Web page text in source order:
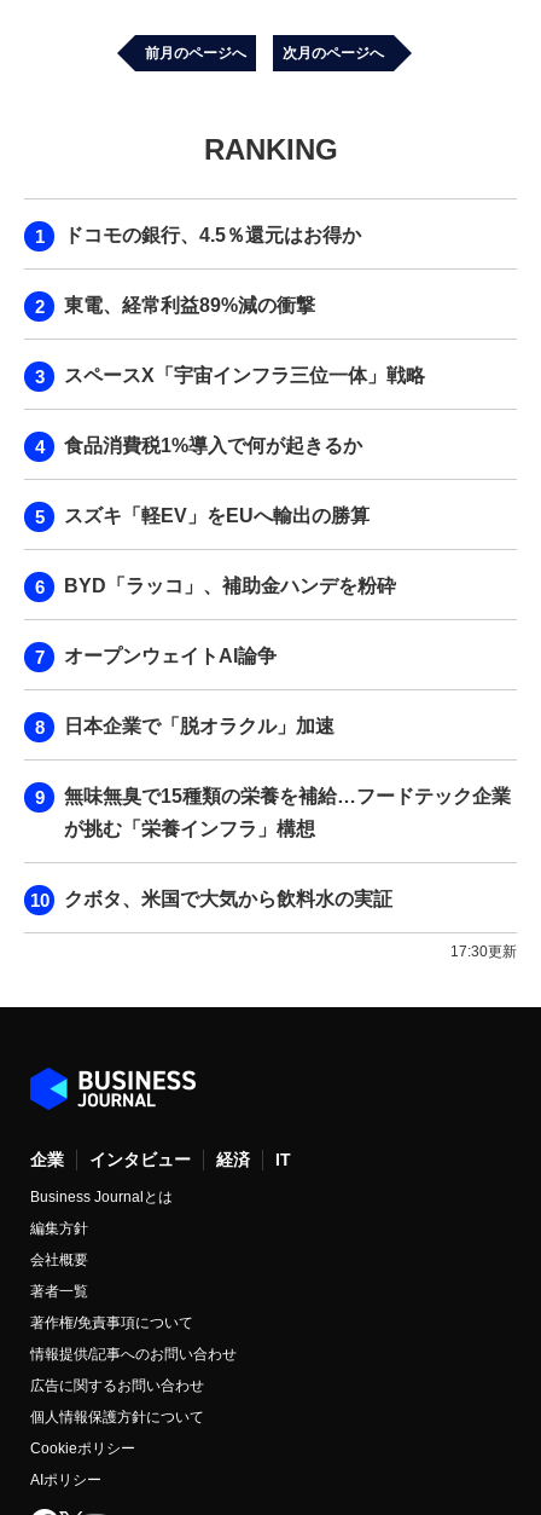
前月のページへ 次月のページへ
RANKING
ドコモの銀行、4.5％還元はお得か
東電、経常利益89%減の衝撃
スペースX「宇宙インフラ三位一体」戦略
食品消費税1%導入で何が起きるか
スズキ「軽EV」をEUへ輸出の勝算
BYD「ラッコ」、補助金ハンデを粉砕
オープンウェイトAI論争
日本企業で「脱オラクル」加速
無味無臭で15種類の栄養を補給…フードテック企業
が挑む「栄養インフラ」構想
クボタ、米国で大気から飲料水の実証
17:30更新
企業 インタビュー 経済 IT
Business Journalとは
編集方針
会社概要
著者一覧
著作権/免責事項について
情報提供/記事へのお問い合わせ
広告に関するお問い合わせ
個人情報保護方針について
Cookieポリシー
AIポリシー